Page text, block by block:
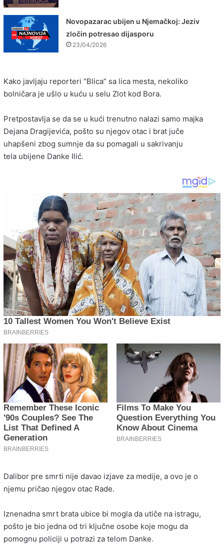
Novopazarac ubijen u Njemačkoj: Jeziv
zločin potresao dijasporu
23/04/2026
Kako javljaju reporteri “Blica” sa lica mesta, nekoliko
bolničara je ušlo u kuću u selu Zlot kod Bora.
Pretpostavlja se da se u kući trenutno nalazi samo majka
Dejana Dragijevića, pošto su njegov otac i brat juče
uhapšeni zbog sumnje da su pomagali u sakrivanju
tela ubijene Danke Ilić.
Dalibor pre smrti nije davao izjave za medije, a ovo je o
njemu pričao njegov otac Rade.
Iznenadna smrt brata ubice bi mogla da utiče na istragu,
pošto je bio jedna od tri ključne osobe koje mogu da
pomognu policiji u potrazi za telom Danke.